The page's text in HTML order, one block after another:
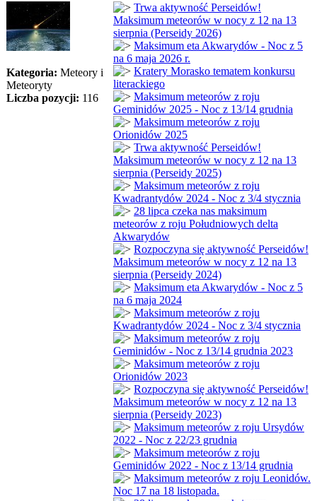
Kategoria: Meteory i
Meteoryty
Liczba pozycji: 116
Trwa aktywność Perseidów!
Maksimum meteorów w nocy z 12 na 13
sierpnia (Perseidy 2026)
Maksimum eta Akwarydów - Noc z 5
na 6 maja 2026 r.
Kratery Morasko tematem konkursu
literackiego
Maksimum meteorów z roju
Geminidów 2025 - Noc z 13/14 grudnia
Maksimum meteorów z roju
Orionidów 2025
Trwa aktywność Perseidów!
Maksimum meteorów w nocy z 12 na 13
sierpnia (Perseidy 2025)
Maksimum meteorów z roju
Kwadrantydów 2024 - Noc z 3/4 stycznia
28 lipca czeka nas maksimum
meteorów z roju Południowych delta
Akwarydów
Rozpoczyna się aktywność Perseidów!
Maksimum meteorów w nocy z 12 na 13
sierpnia (Perseidy 2024)
Maksimum eta Akwarydów - Noc z 5
na 6 maja 2024
Maksimum meteorów z roju
Kwadrantydów 2024 - Noc z 3/4 stycznia
Maksimum meteorów z roju
Geminidów - Noc z 13/14 grudnia 2023
Maksimum meteorów z roju
Orionidów 2023
Rozpoczyna się aktywność Perseidów!
Maksimum meteorów w nocy z 12 na 13
sierpnia (Perseidy 2023)
Maksimum meteorów z roju Ursydów
2022 - Noc z 22/23 grudnia
Maksimum meteorów z roju
Geminidów 2022 - Noc z 13/14 grudnia
Maksimum meteorów z roju Leonidów.
Noc 17 na 18 listopada.